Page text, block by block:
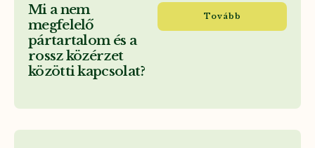
Mi a nem
megfelelő
pártartalom és a
rossz közérzet
közötti kapcsolat?
Tovább